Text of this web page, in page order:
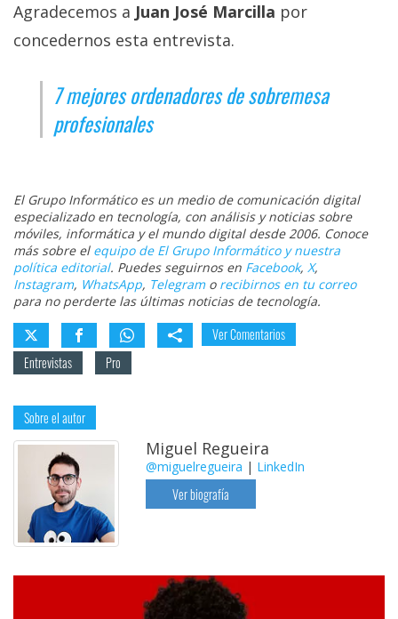
Agradecemos a Juan José Marcilla por
concedernos esta entrevista.
7 mejores ordenadores de sobremesa
profesionales
El Grupo Informático es un medio de comunicación digital
especializado en tecnología, con análisis y noticias sobre
móviles, informática y el mundo digital desde 2006. Conoce
más sobre el equipo de El Grupo Informático y nuestra
política editorial. Puedes seguirnos en Facebook, X,
Instagram, WhatsApp, Telegramo recibirnos en tu correo
para no perderte las últimas noticias de tecnología.
Ver Comentarios
Entrevistas
Pro
Sobre el autor
Miguel Regueira
@miguelregueira | LinkedIn
Ver biografía